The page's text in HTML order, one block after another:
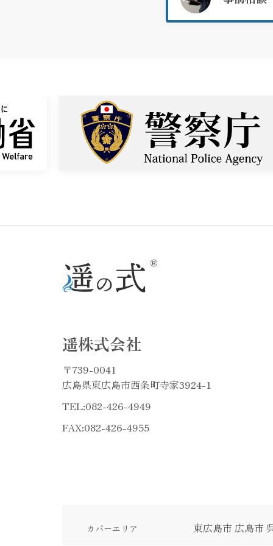
遥株式会社
〒739-0041
広島県東広島市西条町寺家3924-1
TEL:082-426-4949
FAX:082-426-4955
カバーエリア 東広島市 広島市